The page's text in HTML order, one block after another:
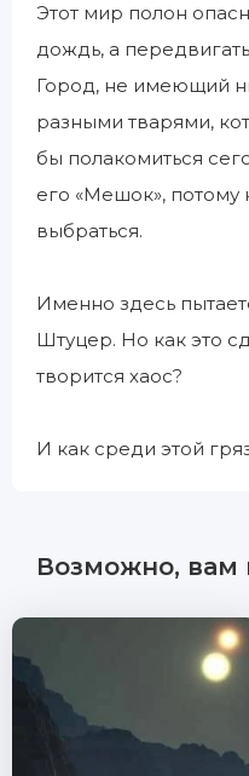
Этот мир полон
дождь, а
Город, не имеющий
разными тварями,
бы полакомиться
его «Мешок», потому
выбраться.
Именно здесь
Штуцер. Но как это
творится хаос?
И как среди этой
Возможно, вам